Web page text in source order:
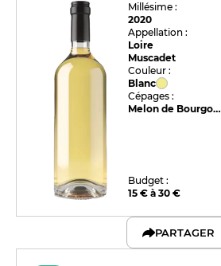
Millésime :
2020
Appellation :
Loire
Muscadet
Couleur :
Blanc
Cépages :
Melon de Bourgogne
Budget :
15 € à 30 €
PARTAGER